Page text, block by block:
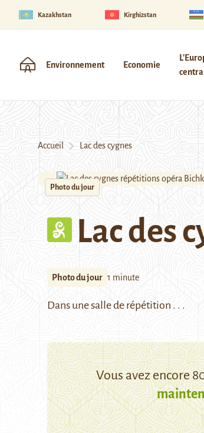
Kazakhstan Kirghizstan
Environnement Economie
Accueil Lac des cygnes
Photo du jour
Lac des
Photo du jour 1 minute
Dans une salle de répétition . . .
Vous avez encore